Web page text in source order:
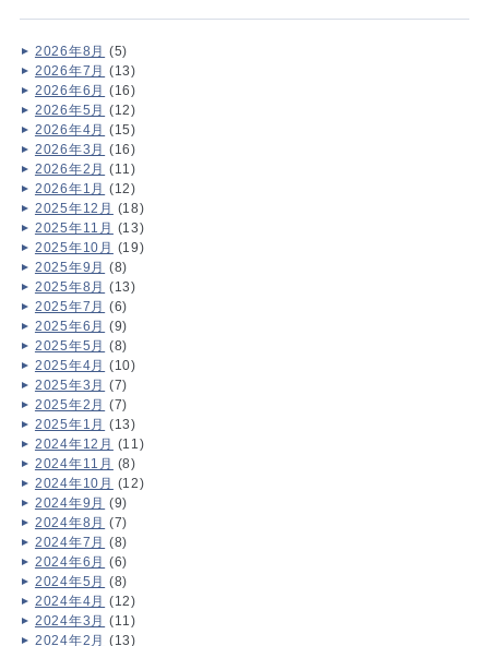
2026年8月 (5)
2026年7月 (13)
2026年6月 (16)
2026年5月 (12)
2026年4月 (15)
2026年3月 (16)
2026年2月 (11)
2026年1月 (12)
2025年12月 (18)
2025年11月 (13)
2025年10月 (19)
2025年9月 (8)
2025年8月 (13)
2025年7月 (6)
2025年6月 (9)
2025年5月 (8)
2025年4月 (10)
2025年3月 (7)
2025年2月 (7)
2025年1月 (13)
2024年12月 (11)
2024年11月 (8)
2024年10月 (12)
2024年9月 (9)
2024年8月 (7)
2024年7月 (8)
2024年6月 (6)
2024年5月 (8)
2024年4月 (12)
2024年3月 (11)
2024年2月 (13)